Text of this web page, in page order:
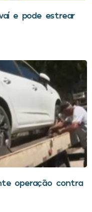
e pode estrear
operação contra